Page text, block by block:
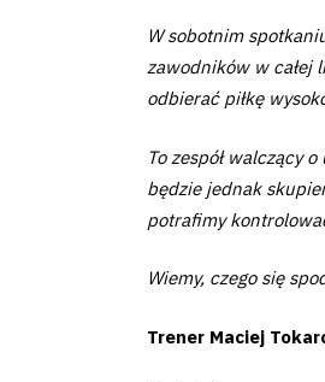
Academy
W sobotnim
zawodników w całej
odbierać piłkę
To zespół walczący
będzie jednak
potrafimy
Wiemy, czego się
Trener Maciej